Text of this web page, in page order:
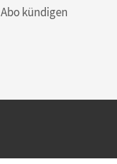
Abo kündigen